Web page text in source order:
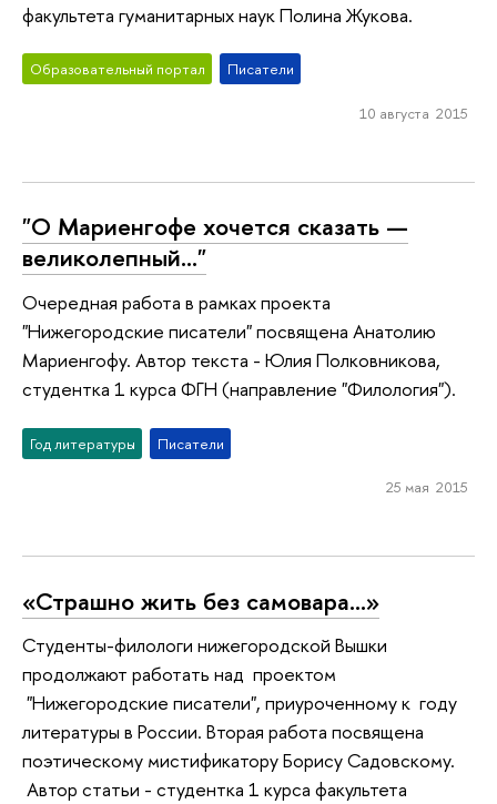
факультета гуманитарных наук Полина Жукова.
Образовательный портал Писатели
10 августа 2015
"О Мариенгофе хочется сказать —
великолепный..."
Очередная работа в рамках проекта
"Нижегородские писатели" посвящена Анатолию
Мариенгофу. Автор текста - Юлия Полковникова,
студентка 1 курса ФГН (направление "Филология").
Год литературы Писатели
25 мая 2015
«Страшно жить без самовара…»
Студенты-филологи нижегородской Вышки
продолжают работать над проектом
"Нижегородские писатели", приуроченному к году
литературы в России. Вторая работа посвящена
поэтическому мистификатору Борису Садовскому.
Автор статьи - студентка 1 курса факультета